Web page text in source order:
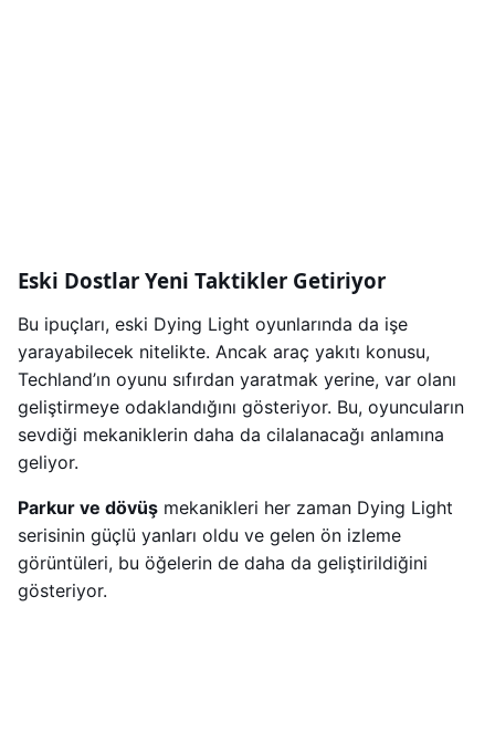
Eski Dostlar Yeni Taktikler Getiriyor
Bu ipuçları, eski Dying Light oyunlarında da işe
yarayabilecek nitelikte. Ancak araç yakıtı konusu,
Techland’ın oyunu sıfırdan yaratmak yerine, var olanı
geliştirmeye odaklandığını gösteriyor. Bu, oyuncuların
sevdiği mekaniklerin daha da cilalanacağı anlamına
geliyor.
Parkur ve dövüş mekanikleri her zaman Dying Light
serisinin güçlü yanları oldu ve gelen ön izleme
görüntüleri, bu öğelerin de daha da geliştirildiğini
gösteriyor.